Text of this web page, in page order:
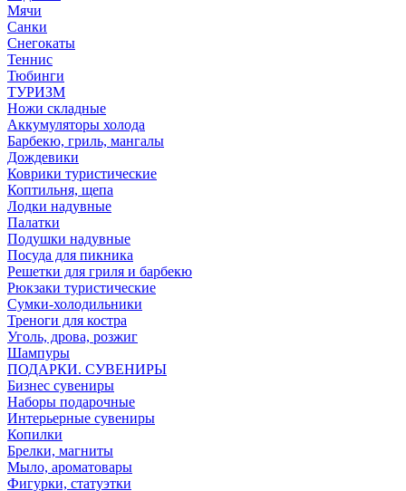
Мячи
Санки
Снегокаты
Теннис
Тюбинги
ТУРИЗМ
Ножи складные
Аккумуляторы холода
Барбекю, гриль, мангалы
Дождевики
Коврики туристические
Коптильня, щепа
Лодки надувные
Палатки
Подушки надувные
Посуда для пикника
Решетки для гриля и барбекю
Рюкзаки туристические
Сумки-холодильники
Треноги для костра
Уголь, дрова, розжиг
Шампуры
ПОДАРКИ. СУВЕНИРЫ
Бизнес сувениры
Наборы подарочные
Интерьерные сувениры
Копилки
Брелки, магниты
Мыло, ароматовары
Фигурки, статуэтки